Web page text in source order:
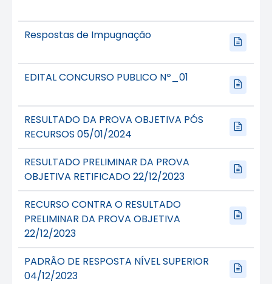
Respostas de Impugnação
EDITAL CONCURSO PUBLICO Nº_01
RESULTADO DA PROVA OBJETIVA PÓS
RECURSOS 05/01/2024
RESULTADO PRELIMINAR DA PROVA
OBJETIVA RETIFICADO 22/12/2023
RECURSO CONTRA O RESULTADO
PRELIMINAR DA PROVA OBJETIVA
22/12/2023
PADRÃO DE RESPOSTA NÍVEL SUPERIOR
04/12/2023